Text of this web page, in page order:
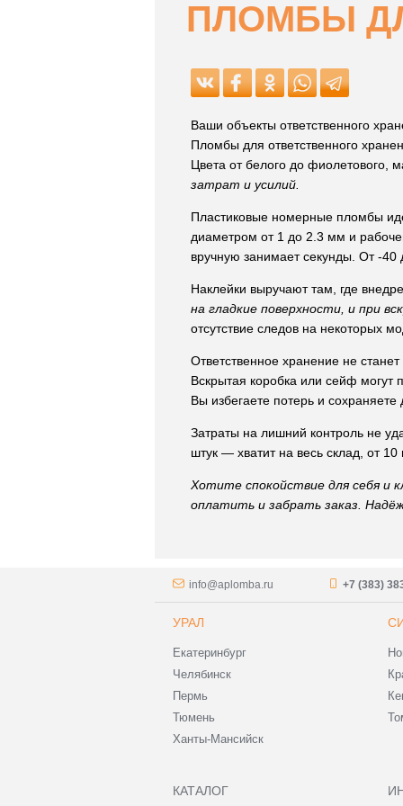
ПЛОМБЫ
Ваши объекты ответственного
Пломбы для ответственного
Цвета от белого до фиолетового,
затрат и усилий.
Пластиковые номерные пломбы
диаметром от 1 до 2.3 мм и
вручную занимает секунды. От -
Наклейки выручают там, где
на гладкие поверхности, и при
отсутствие следов на некоторых
Ответственное хранение не
Вскрытая коробка или сейф могут
Вы избегаете потерь и
Затраты на лишний контроль не
штук — хватит на весь склад, от
Хотите спокойствие для себя и
оплатить и забрать заказ.
info@aplomba.ru +7 (383)
УРАЛ
Екатеринбург
Челябинск
Пермь
Тюмень
Ханты-Мансийск
КАТАЛОГ